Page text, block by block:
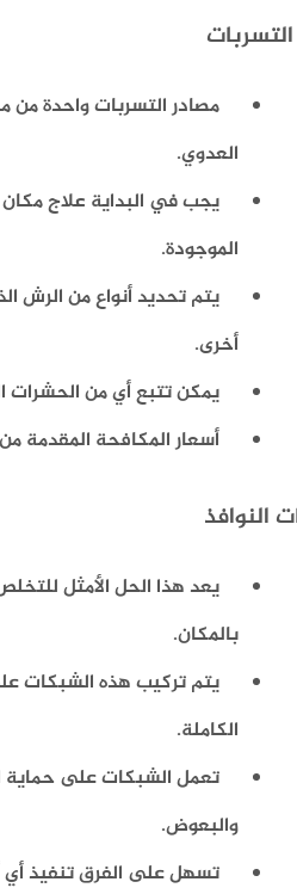
مصادر التسربات واحدة
العدوي.
يجب في البداية علاج
الموجودة.
يتم تحديد أنواع من الرش
أخرى.
يمكن تتبع أي من الحشرات
أسعار المكافحة المقدمة
النوافذ
يعد هذا الحل الأمثل
بالمكان.
يتم تركيب هذه الشبكات
الكاملة.
تعمل الشبكات على حماية
والبعوض.
تسهل على الفرق تنفيذ أي